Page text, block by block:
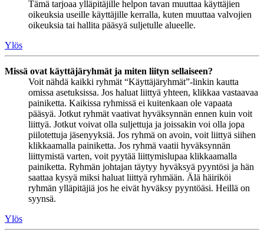
Tämä tarjoaa ylläpitäjille helpon tavan muuttaa käyttäjien
oikeuksia useille käyttäjille kerralla, kuten muuttaa valvojien
oikeuksia tai hallita pääsyä suljetulle alueelle.
Ylös
Missä ovat käyttäjäryhmät ja miten liityn sellaiseen?
Voit nähdä kaikki ryhmät “Käyttäjäryhmät”-linkin kautta
omissa asetuksissa. Jos haluat liittyä yhteen, klikkaa vastaavaa
painiketta. Kaikissa ryhmissä ei kuitenkaan ole vapaata
pääsyä. Jotkut ryhmät vaativat hyväksynnän ennen kuin voit
liittyä. Jotkut voivat olla suljettuja ja joissakin voi olla jopa
piilotettuja jäsenyyksiä. Jos ryhmä on avoin, voit liittyä siihen
klikkaamalla painiketta. Jos ryhmä vaatii hyväksynnän
liittymistä varten, voit pyytää liittymislupaa klikkaamalla
painiketta. Ryhmän johtajan täytyy hyväksyä pyyntösi ja hän
saattaa kysyä miksi haluat liittyä ryhmään. Älä häiriköi
ryhmän ylläpitäjiä jos he eivät hyväksy pyyntöäsi. Heillä on
syynsä.
Ylös